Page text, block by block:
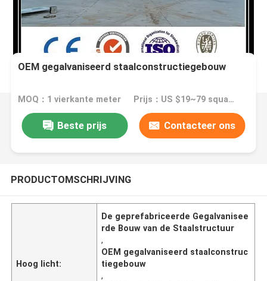
OEM gegalvaniseerd staalconstructiegebouw
MOQ：1 vierkante meter Prijs：US $19~79 square meter
Beste prijs Contacteer ons
PRODUCTOMSCHRIJVING
Hoog licht:
De geprefabriceerde Gegalvanisee
rde Bouw van de Staalstructuur
,
OEM gegalvaniseerd staalconstruc
tiegebouw
,